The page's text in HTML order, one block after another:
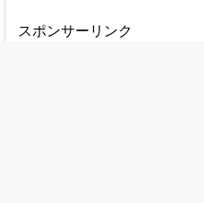
スポンサーリンク